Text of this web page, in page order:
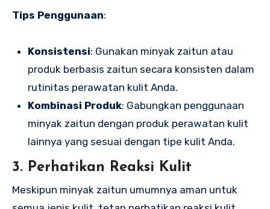
Tips Penggunaan:
Konsistensi: Gunakan minyak zaitun atau
produk berbasis zaitun secara konsisten dalam
rutinitas perawatan kulit Anda.
Kombinasi Produk: Gabungkan penggunaan
minyak zaitun dengan produk perawatan kulit
lainnya yang sesuai dengan tipe kulit Anda.
3. Perhatikan Reaksi Kulit
Meskipun minyak zaitun umumnya aman untuk